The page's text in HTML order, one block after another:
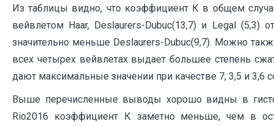
Из таблицы видно, что коэффициент К в общем
вейвлетом Haar, Deslaurers-Dubuc(13,7) и Legal
значительно меньше Deslaurers-Dubuc(9,7). Можно
всех четырех вейвлетах выдает большее степень
дают максимальные значении при качестве 7, 3,5 и 3,6
Выше перечисленные выводы хорошо видны в
Rio2016 коэффициент К заметно меньше, чем в